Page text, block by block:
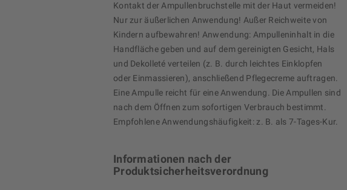
Kontakt der Ampullenbruchstelle mit der Haut vermeiden!
Nur zur äußerlichen Anwendung! Außer Reichweite von
Kindern aufbewahren! Anwendung: Ampulleninhalt in die
Handfläche geben und auf dem gereinigten Gesicht, Hals
und Dekolleté verteilen (z. B. durch leichtes Einklopfen
oder Einmassieren), anschließend Pflegecreme auftragen.
Eine Ampulle reicht für eine Anwendung. Die Ampullen sind
nach dem Öffnen zum sofortigen Verbrauch bestimmt.
Empfohlene Anwendungshäufigkeit: z. B. als 7-Tages-Kur.
Informationen nach der
Produktsicherheitsverordnung